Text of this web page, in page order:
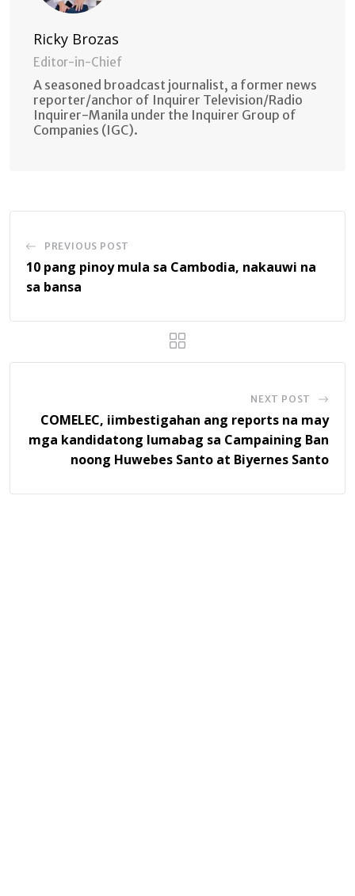
Ricky Brozas
Editor-in-Chief
A seasoned broadcast journalist, a former news
reporter/anchor of Inquirer Television/Radio
Inquirer-Manila under the Inquirer Group of
Companies (IGC).
PREVIOUS POST
10 pang pinoy mula sa Cambodia, nakauwi na
sa bansa
NEXT POST
COMELEC, iimbestigahan ang reports na may
mga kandidatong lumabag sa Campaining Ban
noong Huwebes Santo at Biyernes Santo